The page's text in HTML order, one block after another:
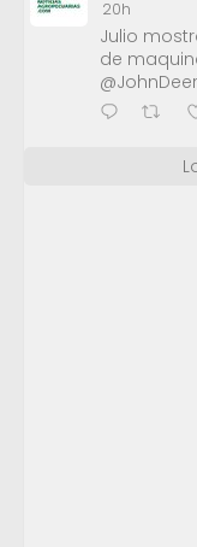
20h
Julio
de